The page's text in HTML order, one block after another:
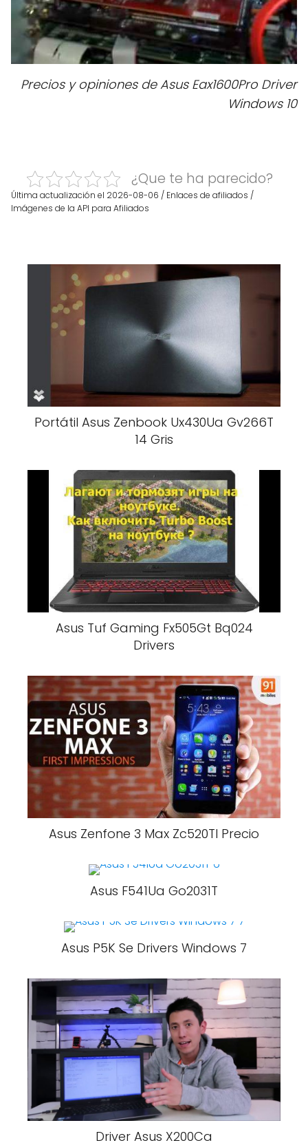
Precios y opiniones de Asus Eax1600Pro Driver
Windows 10
¿Que te ha parecido?
Última actualización el 2026-08-06 / Enlaces de afiliados /
Imágenes de la API para Afiliados
Portátil Asus Zenbook Ux430Ua Gv266T
14 Gris
Asus Tuf Gaming Fx505Gt Bq024
Drivers
Asus Zenfone 3 Max Zc520Tl Precio
Asus F541Ua Go2031T
Asus P5K Se Drivers Windows 7
Driver Asus X200Ca